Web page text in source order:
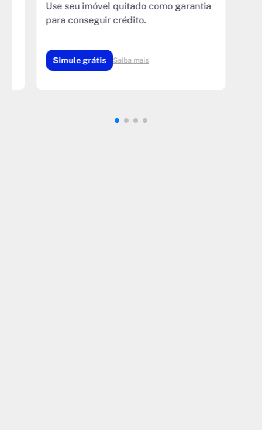
Use seu imóvel quitado como garantia
para conseguir crédito.
Simule grátis Saiba mais